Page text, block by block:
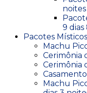
noites
9
Pacotes Místicos
Machu
Cerimônia
Cerimônia
Machu